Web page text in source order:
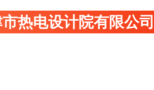
热电设计院有限公